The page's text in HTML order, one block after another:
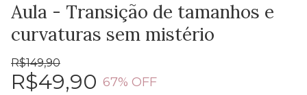
Aula - Transição de tamanhos e
curvaturas sem mistério
R$149,90
R$49,90 67% OFF